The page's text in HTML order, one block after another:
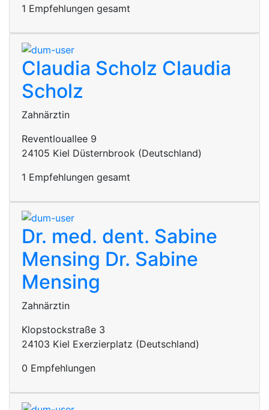
1 Empfehlungen gesamt
Claudia Scholz Claudia
Scholz
Zahnärztin
Reventlouallee 9
24105 Kiel Düsternbrook (Deutschland)
1 Empfehlungen gesamt
Dr. med. dent. Sabine
Mensing Dr. Sabine
Mensing
Zahnärztin
Klopstockstraße 3
24103 Kiel Exerzierplatz (Deutschland)
0 Empfehlungen